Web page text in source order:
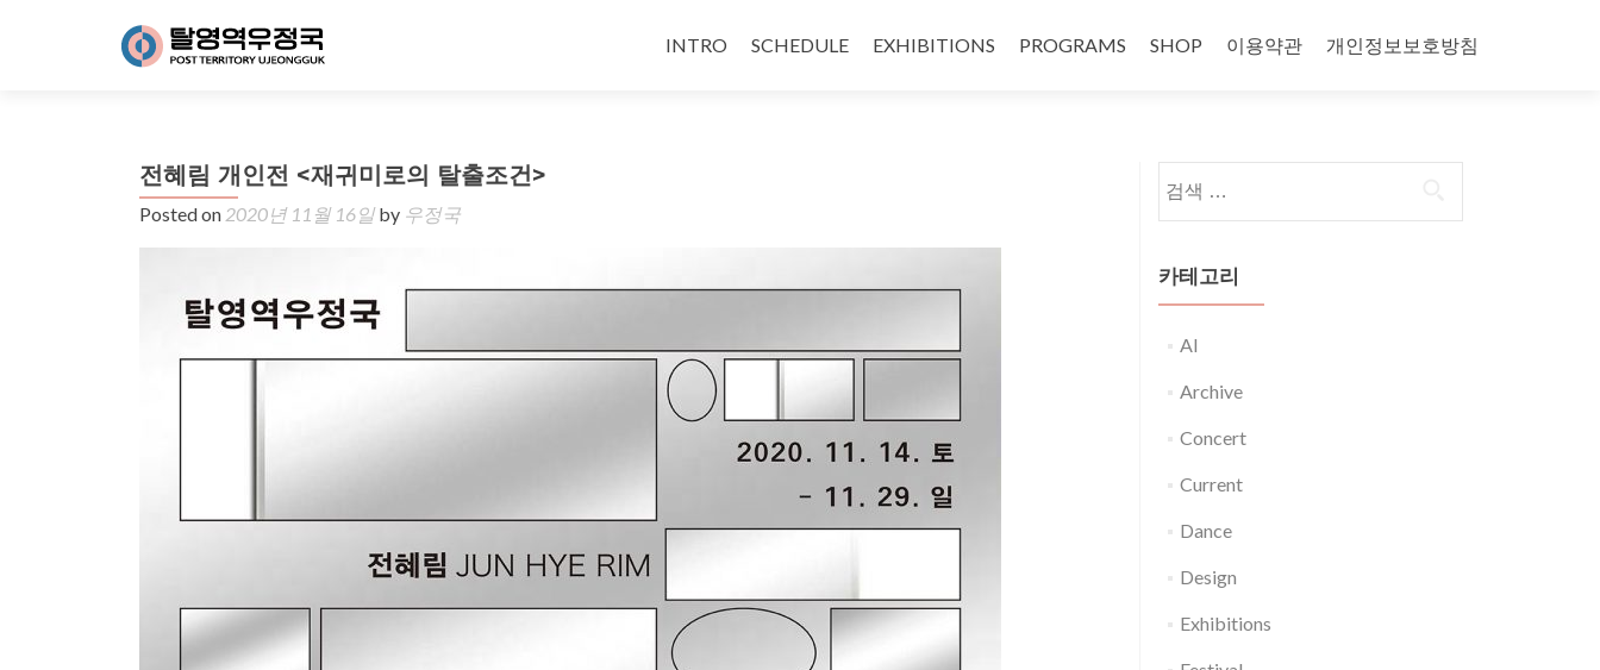
INTRO SCHEDULE EXHIBITIONS PROGRAMS SHOP 이용약관 개인정보보호방침
전혜림 개인전 <재귀미로의 탈출조건>
Posted on 2020년 11월 16일by 우정국
카테고리
AI
Archive
Concert
Current
Dance
Design
Exhibitions